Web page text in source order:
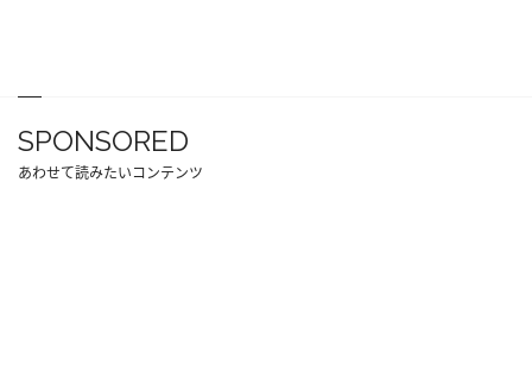
SPONSORED
あわせて読みたいコンテンツ